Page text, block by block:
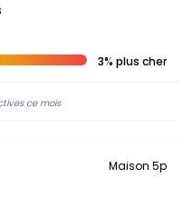
3% plus cher
ce mois
Maison 5p